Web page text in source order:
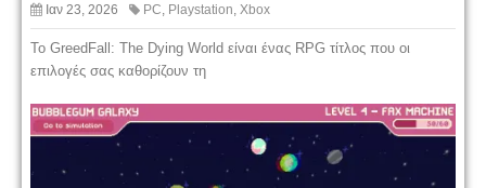
Ιαν 23, 2026 PC Playstation Xbox
To GreedFall: The Dying World είναι ένας RPG τίτλος που οι
επιλογές σας καθορίζουν τη